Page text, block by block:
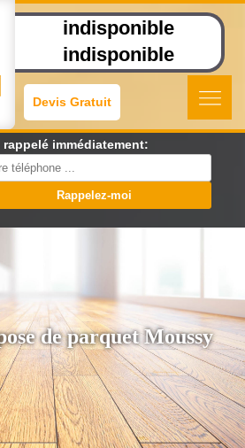
indisponible
indisponible
Devis Gratuit
rappelé immédiatement:
de parquet Moussy